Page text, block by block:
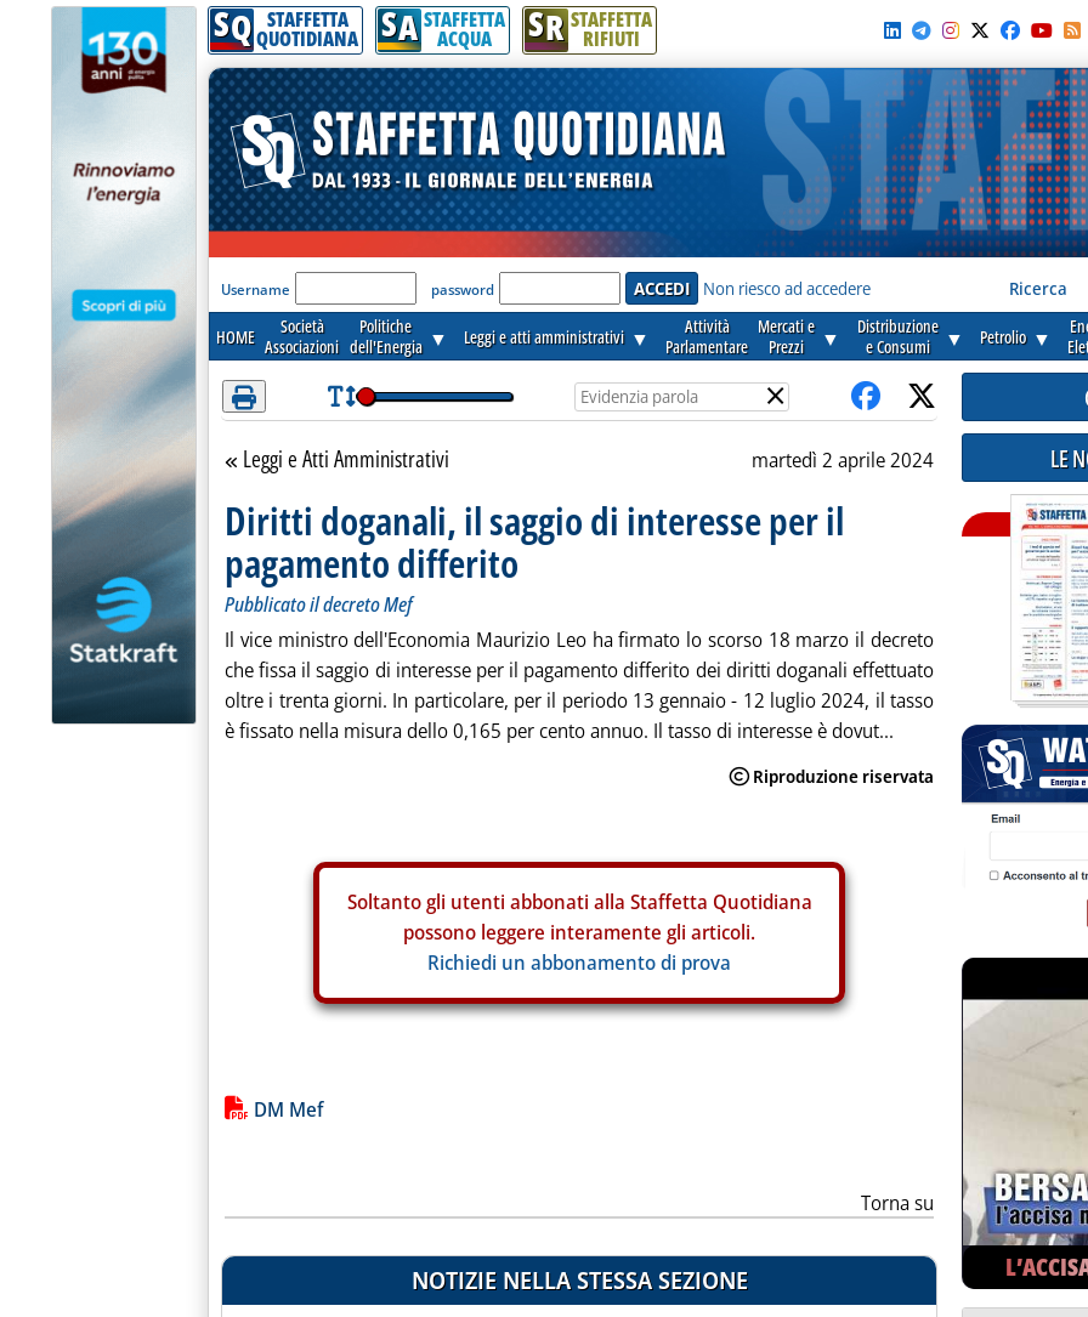
Attenzione! Esegui l'accesso per lèggere interamente la notizia.
SQ STAFFETTA
QUOTIDIANA SA STAFFETTA
ACQUA SR STAFFETTA
RIFIUTI
'Modulo Login per accedere'
Username password Non riesco ad accedere Ricerca
HOME
Società
Associazioni
Politiche
dell'Energia ▼ Leggi e atti amministrativi ▼
Attività
Parlamentare
Mercati e
Prezzi
▼
Distribuzione
e Consumi
▼ Petrolio ▼
×
Torna alla sezione
Leggi e Atti Amministrativi martedì 2 aprile 2024
Diritti doganali, il saggio di interesse per il
pagamento differito
Pubblicato il decreto Mef
Il vice ministro dell'Economia Maurizio Leo ha firmato lo scorso 18 marzo il decreto
che fissa il saggio di interesse per il pagamento differito dei diritti doganali effettuato
oltre i trenta giorni. In particolare, per il periodo 13 gennaio - 12 luglio 2024, il tasso
è fissato nella misura dello 0,165 per cento annuo. Il tasso di interesse è dovut...
Soltanto gli utenti abbonati alla Staffetta Quotidiana
possono leggere interamente gli articoli.
Richiedi un abbonamento di prova
Lista allegati PDF alla notizia
DM Mef
Torna su
NOTIZIE NELLA STESSA SEZIONE
LE